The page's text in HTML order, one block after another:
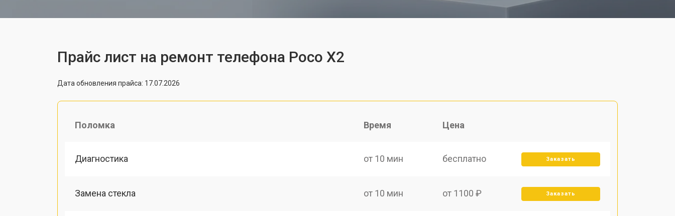
Прайс лист на ремонт телефона Poco X2
Дата обновления прайса: 17.07.2026
Поломка Время Цена
Диагностика от 10 мин бесплатно Заказать
Замена стекла от 10 мин от 1100 ₽ Заказать